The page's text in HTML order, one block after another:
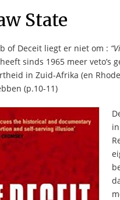
State
of Deceit liegt er niet om :
sinds 1965 meer
in Zuid-Afrika (en
(p.10-11)